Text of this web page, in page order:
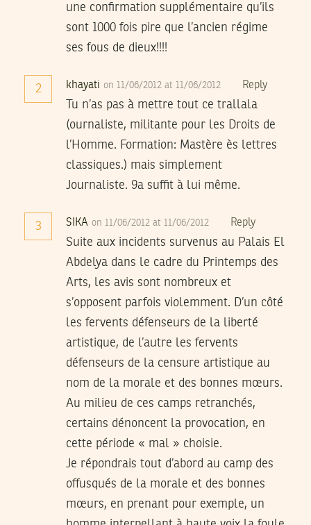
une confirmation supplémentaire qu’ils
sont 1000 fois pire que l’ancien régime
ses fous de dieux!!!!
2 khayati on 11/06/2012 at 11/06/2012 Reply
Tu n’as pas à mettre tout ce trallala
(ournaliste, militante pour les Droits de
l’Homme. Formation: Mastère ès lettres
classiques.) mais simplement
Journaliste. 9a suffit à lui même.
3 SIKA on 11/06/2012 at 11/06/2012 Reply
Suite aux incidents survenus au Palais El
Abdelya dans le cadre du Printemps des
Arts, les avis sont nombreux et
s’opposent parfois violemment. D’un côté
les fervents défenseurs de la liberté
artistique, de l’autre les fervents
défenseurs de la censure artistique au
nom de la morale et des bonnes mœurs.
Au milieu de ces camps retranchés,
certains dénoncent la provocation, en
cette période « mal » choisie.
Je répondrais tout d’abord au camp des
offusqués de la morale et des bonnes
mœurs, en prenant pour exemple, un